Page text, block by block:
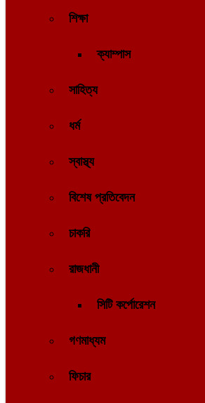
শিক্ষা
ক্যাম্পাস
সাহিত্য
ধর্ম
স্বাস্থ্য
বিশেষ প্রতিবেদন
চাকরি
রাজধানী
সিটি কর্পোরেশন
গণমাধ্যম
ফিচার